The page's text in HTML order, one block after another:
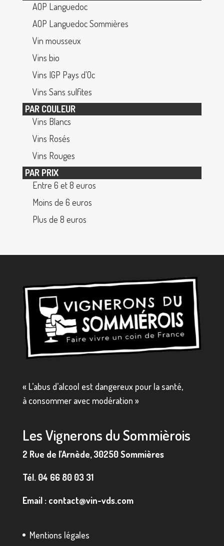
AOP Languedoc
AOP Languedoc Sommières
Vin mousseux
Vins bio
Vins IGP Pays d'Oc
Vins Sans sulfites
PAR COULEUR
Vins Blancs
Vins Rosés
Vins Rouges
PAR PRIX
Entre 6 et 8 euros
Moins de 6 euros
Plus de 8 euros
« L’abus d’alcool est dangereux pour la santé,
à consommer avec modération »
Les Vignerons du Sommièrois
2 Rue de l’Arnède, 30250 Sommières
Tél. 04 66 80 03 31
Email : contact@vin-vds.com
Mentions légales